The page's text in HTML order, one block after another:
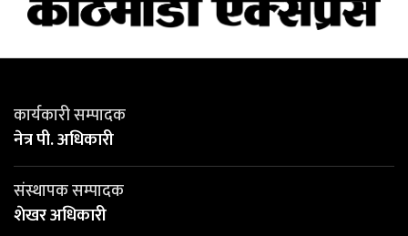
कार्यकारी सम्पादक
नेत्र पी. अधिकारी
संस्थापक सम्पादक
शेखर अधिकारी